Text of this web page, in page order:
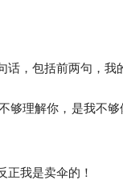
，包括前两句，我
够理解你，是我不
正我是卖伞的！